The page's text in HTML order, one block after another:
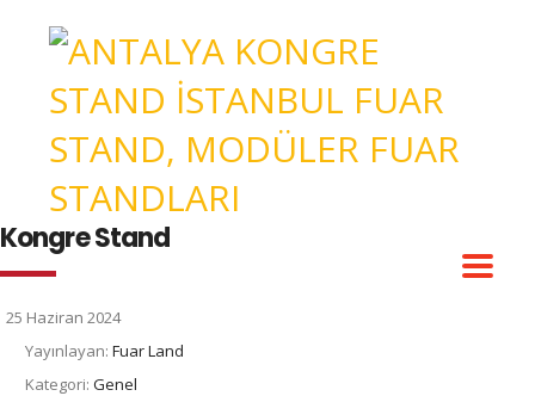
Kongre Stand
25 Haziran 2024
Yayınlayan: Fuar Land
Kategori: Genel